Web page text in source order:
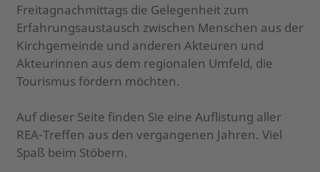
Freitagnachmittags die Gelegenheit zum
Erfahrungsaustausch zwischen Menschen aus der
Kirchgemeinde und anderen Akteuren und
Akteurinnen aus dem regionalen Umfeld, die
Tourismus fördern möchten.
Auf dieser Seite finden Sie eine Auflistung aller
REA-Treffen aus den vergangenen Jahren. Viel
Spaß beim Stöbern.